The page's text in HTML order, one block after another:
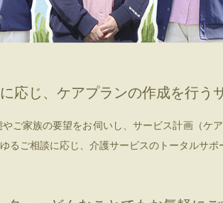
応じ、ケアプランの作成を行う
ご家族の要望をお伺いし、サービス計画（ケ
ご相談に応じ、介護サービスのトータルサポ